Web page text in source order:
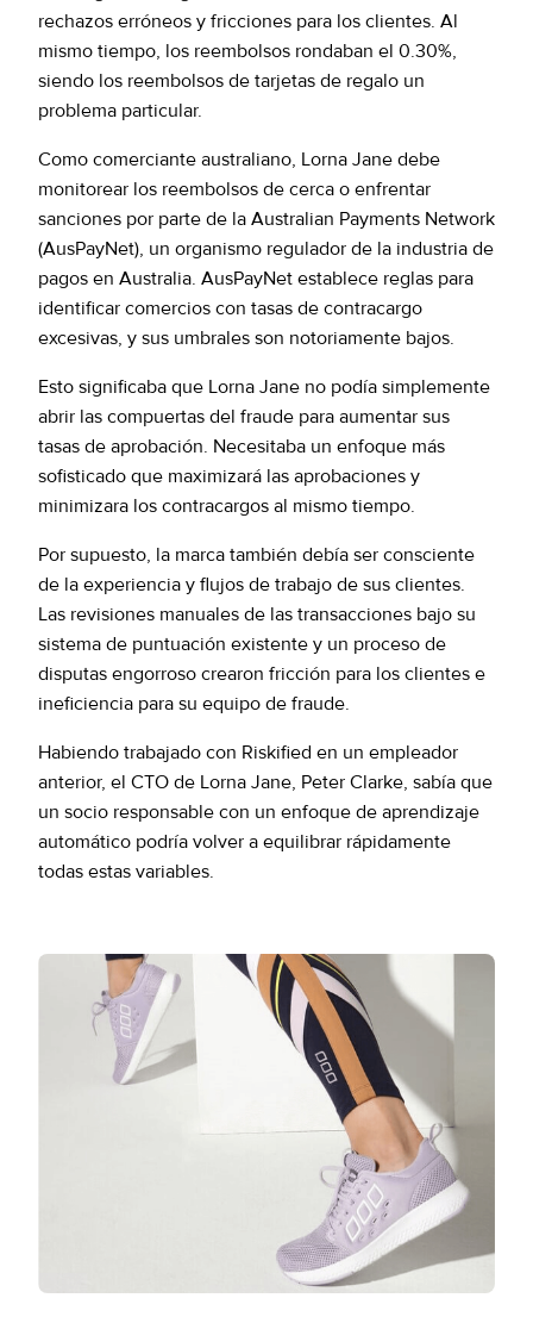
rechazos erróneos y fricciones para los clientes. Al
mismo tiempo, los reembolsos rondaban el 0.30%,
siendo los reembolsos de tarjetas de regalo un
problema particular.
Como comerciante australiano, Lorna Jane debe
monitorear los reembolsos de cerca o enfrentar
sanciones por parte de la Australian Payments Network
(AusPayNet), un organismo regulador de la industria de
pagos en Australia. AusPayNet establece reglas para
identificar comercios con tasas de contracargo
excesivas, y sus umbrales son notoriamente bajos.
Esto significaba que Lorna Jane no podía simplemente
abrir las compuertas del fraude para aumentar sus
tasas de aprobación. Necesitaba un enfoque más
sofisticado que maximizará las aprobaciones y
minimizara los contracargos al mismo tiempo.
Por supuesto, la marca también debía ser consciente
de la experiencia y flujos de trabajo de sus clientes.
Las revisiones manuales de las transacciones bajo su
sistema de puntuación existente y un proceso de
disputas engorroso crearon fricción para los clientes e
ineficiencia para su equipo de fraude.
Habiendo trabajado con Riskified en un empleador
anterior, el CTO de Lorna Jane, Peter Clarke, sabía que
un socio responsable con un enfoque de aprendizaje
automático podría volver a equilibrar rápidamente
todas estas variables.